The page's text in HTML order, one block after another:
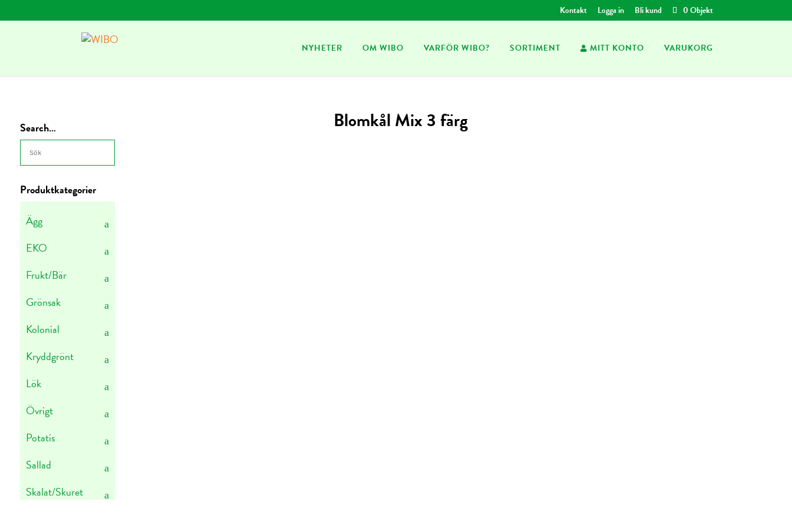
Kontakt Logga in Bli kund 0 Objekt
NYHETER OM WIBO VARFÖR WIBO? SORTIMENT MITT KONTO VARUKORG
Blomkål Mix 3 färg
Search…
Produktkategorier
Ägg
EKO
Frukt/Bär
Grönsak
Kolonial
Kryddgrönt
Lök
Övrigt
Potatis
Sallad
Skalat/Skuret